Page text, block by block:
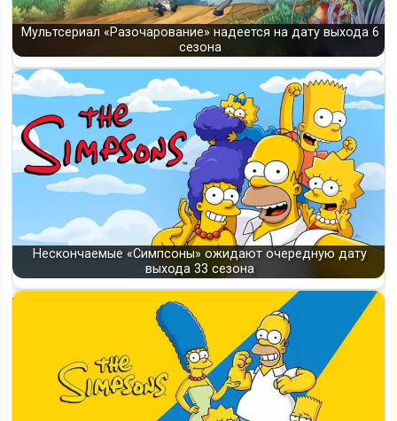
Мультсериал «Разочарование» надеется на дату выхода 6
сезона
Нескончаемые «Симпсоны» ожидают очередную дату
выхода 33 сезона